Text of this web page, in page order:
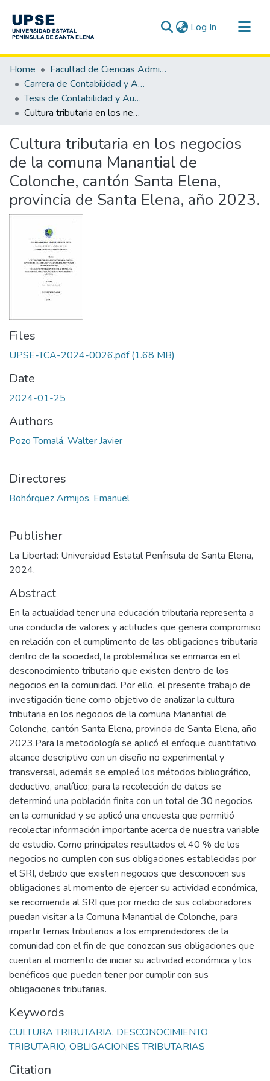
Log In (current)
Communities & Collections
All of DSpace
Statistics
Home
Facultad de Ciencias Administrativas
Carrera de Contabilidad y Auditoría
Tesis de Contabilidad y Auditoría
Cultura tributaria en los negocios de la comuna Manantial de Colonche, cantón Santa Elena, provincia de Santa Elena, año 2023.
Cultura tributaria en los negocios
de la comuna Manantial de
Colonche, cantón Santa Elena,
provincia de Santa Elena, año 2023.
Files
UPSE-TCA-2024-0026.pdf(1.68 MB)
Date
2024-01-25
Authors
Pozo Tomalá, Walter Javier
Directores
Bohórquez Armijos, Emanuel
Publisher
La Libertad: Universidad Estatal Península de Santa Elena,
2024.
Abstract
En la actualidad tener una educación tributaria representa a
una conducta de valores y actitudes que genera compromiso
en relación con el cumplimento de las obligaciones tributaria
dentro de la sociedad, la problemática se enmarca en el
desconocimiento tributario que existen dentro de los
negocios en la comunidad. Por ello, el presente trabajo de
investigación tiene como objetivo de analizar la cultura
tributaria en los negocios de la comuna Manantial de
Colonche, cantón Santa Elena, provincia de Santa Elena, año
2023.Para la metodología se aplicó el enfoque cuantitativo,
alcance descriptivo con un diseño no experimental y
transversal, además se empleó los métodos bibliográfico,
deductivo, analítico; para la recolección de datos se
determinó una población finita con un total de 30 negocios
en la comunidad y se aplicó una encuesta que permitió
recolectar información importante acerca de nuestra variable
de estudio. Como principales resultados el 40 % de los
negocios no cumplen con sus obligaciones establecidas por
el SRI, debido que existen negocios que desconocen sus
obligaciones al momento de ejercer su actividad económica,
se recomienda al SRI que por medio de sus colaboradores
puedan visitar a la Comuna Manantial de Colonche, para
impartir temas tributarios a los emprendedores de la
comunidad con el fin de que conozcan sus obligaciones que
cuentan al momento de iniciar su actividad económica y los
benéficos que pueden tener por cumplir con sus
obligaciones tributarias.
Keywords
CULTURA TRIBUTARIA, DESCONOCIMIENTO
TRIBUTARIO, OBLIGACIONES TRIBUTARIAS
Citation